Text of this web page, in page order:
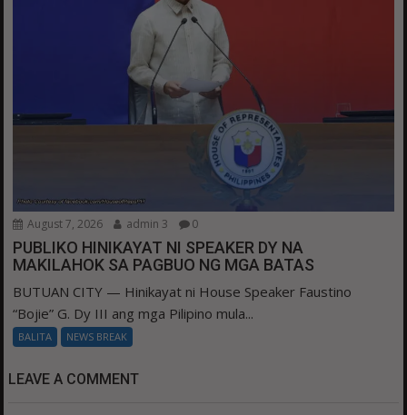
August 7, 2026 admin 3 0
PUBLIKO HINIKAYAT NI SPEAKER DY NA
MAKILAHOK SA PAGBUO NG MGA BATAS
BUTUAN CITY — Hinikayat ni House Speaker Faustino
“Bojie” G. Dy III ang mga Pilipino mula...
BALITA NEWS BREAK
LEAVE A COMMENT